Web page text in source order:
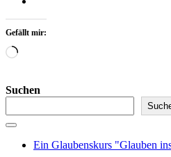
Gefällt mir:
Wird
Suchen
Ein Glaubenskurs "Glauben